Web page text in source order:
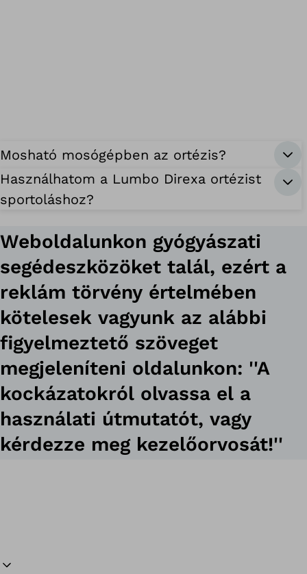
Mosható mosógépben az ortézis?
Használhatom a Lumbo Direxa ortézist
sportoláshoz?
Weboldalunkon gyógyászati
segédeszközöket talál, ezért a
reklám törvény értelmében
kötelesek vagyunk az alábbi
figyelmeztető szöveget
megjeleníteni oldalunkon: ''A
kockázatokról olvassa el a
használati útmutatót, vagy
kérdezze meg kezelőorvosát!''